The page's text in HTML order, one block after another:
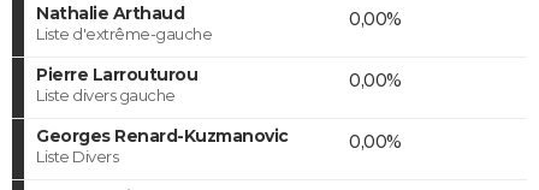
Nathalie Arthaud
Liste d'extrême-gauche
0,00%
Pierre Larrouturou
Liste divers gauche
0,00%
Georges Renard-Kuzmanovic
Liste Divers
0,00%